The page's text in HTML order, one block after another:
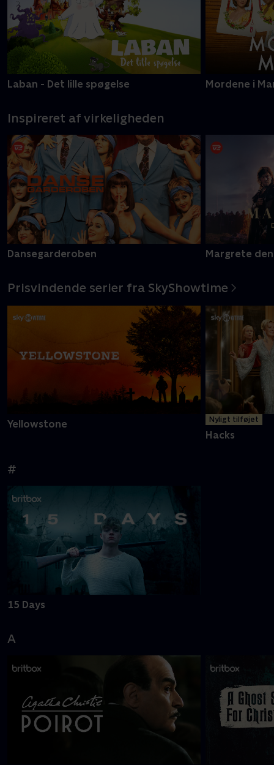
Laban - Det lille spøgelse Mordene i
Inspireret af virkeligheden
Dansegarderoben Margrete
Prisvindende serier fra SkyShowtime
Yellowstone Nyligt tilføjet
Hacks
#
15 Days
A